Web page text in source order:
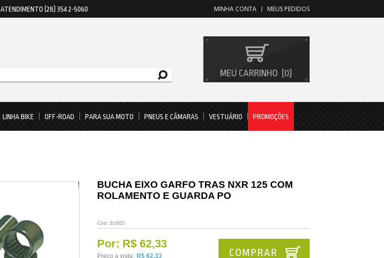
ATENDIMENTO (28) 3542-5060 MEUS PEDIDOS
MINHA CONTA
MEU CARRINHO 0
LINHA BIKE OFF-ROAD PARA SUA MOTO PNEUS E CÂMARAS VESTUÁRIO PROMOÇÕES
BUCHA EIXO GARFO TRAS NXR 125 COM
ROLAMENTO E GUARDA PO
Cód: 31602
Por: R$ 62,33
Preço a vista: R$ 62,33 COMPRAR